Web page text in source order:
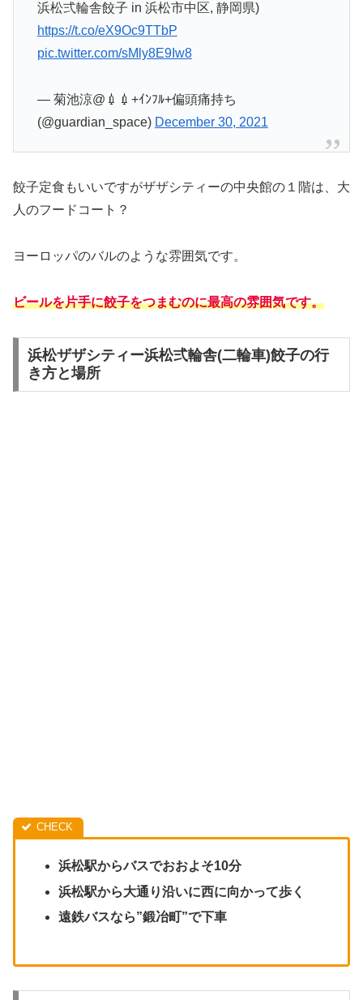
浜松弍輪舎餃子 in 浜松市中区, 静岡県)
https://t.co/eX9Oc9TTbP
pic.twitter.com/sMly8E9Iw8
— 菊池涼@💉💉+ｲﾝﾌﾙ+偏頭痛持ち
(@guardian_space) December 30, 2021
餃子定食もいいですがザザシティーの中央館の１階は、大
人のフードコート？
ヨーロッパのバルのような雰囲気です。
ビールを片手に餃子をつまむのに最高の雰囲気です。
浜松ザザシティー浜松弍輪舎(二輪車)餃子の行
き方と場所
浜松駅からバスでおおよそ10分
浜松駅から大通り沿いに西に向かって歩く
遠鉄バスなら”鍛冶町”で下車